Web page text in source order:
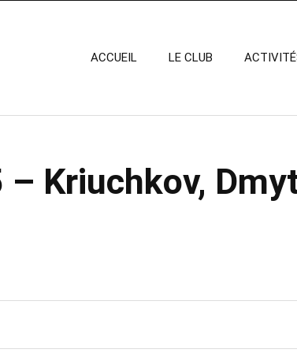
ACCUEIL LE CLUB
Kriuchkov,